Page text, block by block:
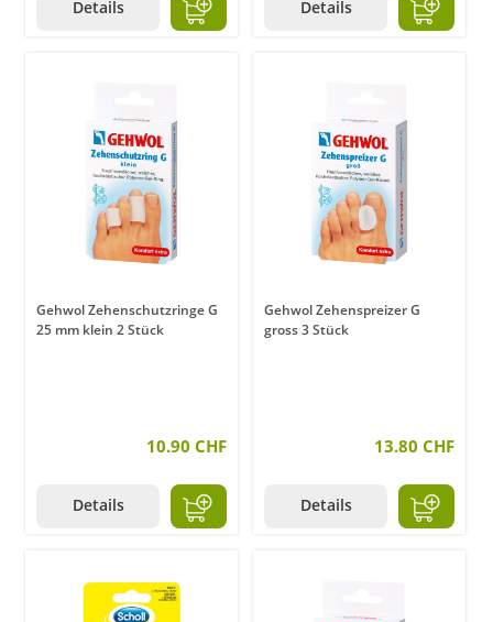
Details Details
Gehwol Zehenschutzringe G
25 mm klein 2 Stück
10.90 CHF
Details
Gehwol Zehenspreizer G
gross 3 Stück
13.80 CHF
Details